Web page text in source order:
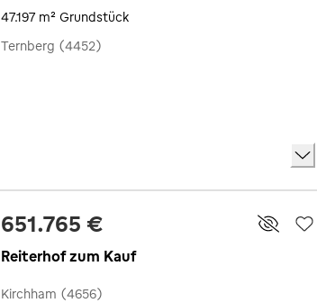
47.197 m² Grundstück
Ternberg (4452)
651.765 €
Reiterhof zum Kauf
Kirchham (4656)